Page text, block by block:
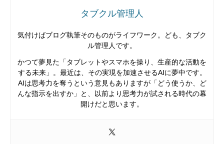
タブクル管理人
気付けばブログ執筆そのものがライフワーク。ども、タブク
ル管理人です。
かつて夢見た「タブレットやスマホを操り、生産的な活動を
する未来」。最近は、その実現を加速させるAIに夢中です。
AIは思考力を奪うという意見もありますが「どう使うか、ど
んな指示を出すか」と、以前より思考力が試される時代の幕
開けだと思います。